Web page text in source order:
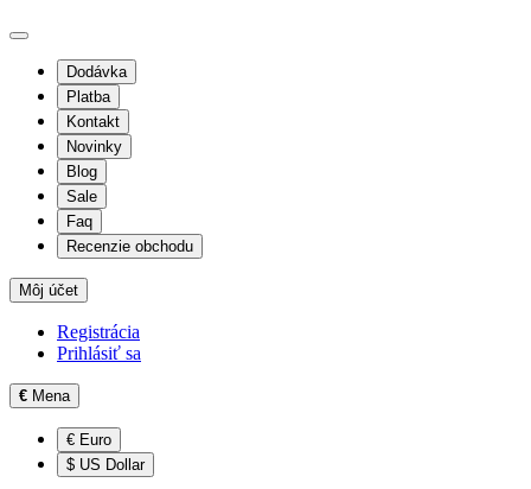
Dodávka
Platba
Kontakt
Novinky
Blog
Sale
Faq
Recenzie obchodu
Môj účet
Registrácia
Prihlásiť sa
€ Mena
€ Euro
$ US Dollar